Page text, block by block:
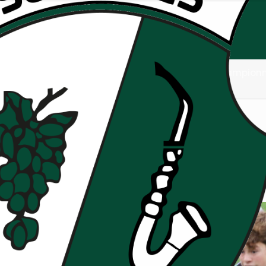
: Résumé du match 1ère
– RCS
Teulière B : Résumé du match 1ère journée de